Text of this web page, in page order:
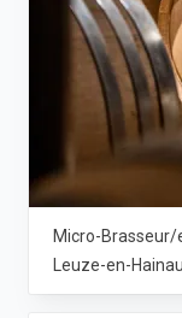
Leuze-en-